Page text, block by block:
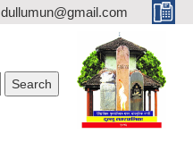
dullumun@gmail.com